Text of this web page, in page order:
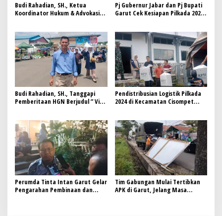
Budi Rahadian, SH., Ketua
Koordinator Hukum & Advokasi
Pj Gubernur Jabar dan Pj Bupati
Garut Cek Kesiapan Pilkada 2024
Budi Rahadian, SH., Tanggapi
Pemberitaan HGN Berjudul ” Viral
Uang untuk Menangkan Paslon di
Pilkada”,
Pendistribusian Logistik Pilkada
2024 di Kecamatan Cisompet
Perumda Tinta Intan Garut Gelar
Pengarahan Pembinaan dan
Tim Gabungan Mulai Tertibkan
APK di Garut, Jelang Masa